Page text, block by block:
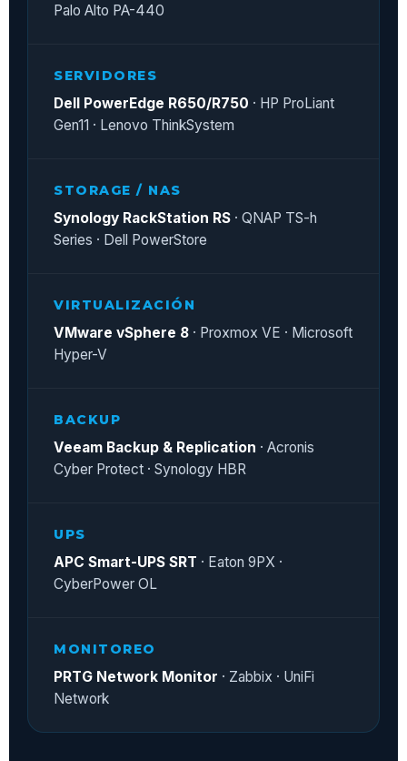
Palo Alto PA-440
SERVIDORES
Dell PowerEdge R650/R750 · HP ProLiant
Gen11 · Lenovo ThinkSystem
STORAGE / NAS
Synology RackStation RS · QNAP TS-h
Series · Dell PowerStore
VIRTUALIZACIÓN
VMware vSphere 8 · Proxmox VE · Microsoft
Hyper-V
BACKUP
Veeam Backup & Replication · Acronis
Cyber Protect · Synology HBR
UPS
APC Smart-UPS SRT · Eaton 9PX ·
CyberPower OL
MONITOREO
PRTG Network Monitor · Zabbix · UniFi
Network